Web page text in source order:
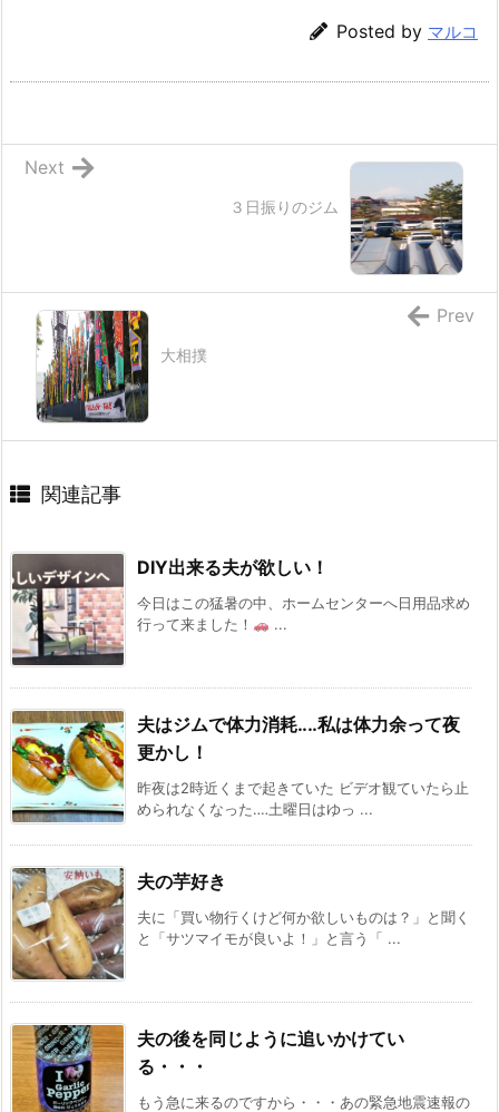
Posted by マルコ
３日振りのジム
Next
大相撲
Prev
関連記事
DIY出来る夫が欲しい！
今日はこの猛暑の中、ホームセンターへ日用品求め
行って来ました！
...
夫はジムで体力消耗‥‥私は体力余って夜
更かし！
昨夜は2時近くまで起きていた ビデオ観ていたら止
められなくなった‥‥土曜日はゆっ ...
夫の芋好き
夫に「買い物行くけど何か欲しいものは？」と聞く
と「サツマイモが良いよ！」と言う「 ...
夫の後を同じように追いかけてい
る・・・
もう急に来るのですから・・・あの緊急地震速報の